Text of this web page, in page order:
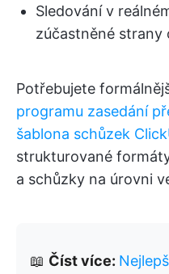
Sledování v
zúčastněné strany
Potřebujete
programu zasedání
šablona schůzek
strukturované
a schůzky na úrovni
📖 Číst více: